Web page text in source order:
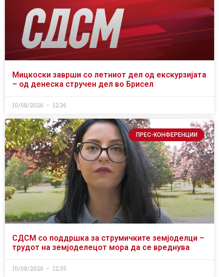
Мицкоски заврши со летниот дел од екскурзијата
– од денеска стручен дел во Брисел
10/08/2026 12:36
ПРЕС-КОНФЕРЕНЦИИ
СДСМ со поддршка за струмичките земјоделци –
трудот на земјоделецот мора да се вреднува
10/08/2026 12:35